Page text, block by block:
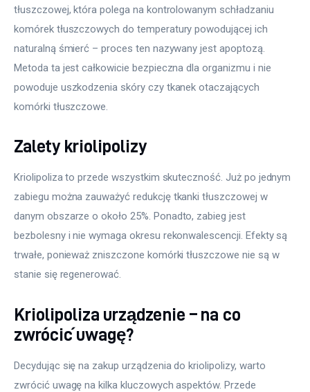
tłuszczowej, która polega na kontrolowanym schładzaniu
komórek tłuszczowych do temperatury powodującej ich
naturalną śmierć – proces ten nazywany jest apoptozą.
Metoda ta jest całkowicie bezpieczna dla organizmu i nie
powoduje uszkodzenia skóry czy tkanek otaczających
komórki tłuszczowe.
Zalety kriolipolizy
Kriolipoliza to przede wszystkim skuteczność. Już po jednym
zabiegu można zauważyć redukcję tkanki tłuszczowej w
danym obszarze o około 25%. Ponadto, zabieg jest
bezbolesny i nie wymaga okresu rekonwalescencji. Efekty są
trwałe, ponieważ zniszczone komórki tłuszczowe nie są w
stanie się regenerować.
Kriolipoliza urządzenie – na co
zwrócić uwagę?
Decydując się na zakup urządzenia do kriolipolizy, warto
zwrócić uwagę na kilka kluczowych aspektów. Przede